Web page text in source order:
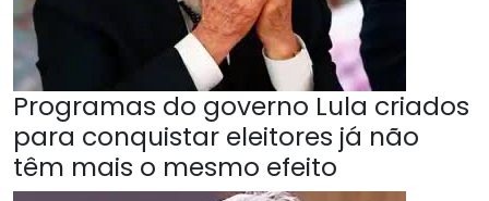
Programas do governo Lula criados
para conquistar eleitores já não
têm mais o mesmo efeito